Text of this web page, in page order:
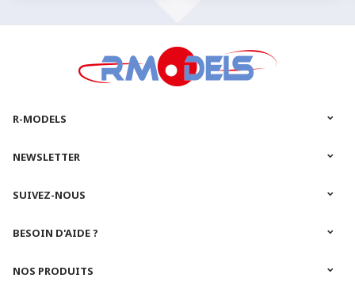
NEWSLETTER
SUIVEZ-NOUS
R-MODELS
BESOIN D'AIDE ?
NOS PRODUITS